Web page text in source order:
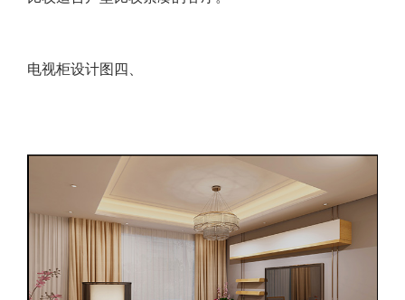
电视柜设计图四、